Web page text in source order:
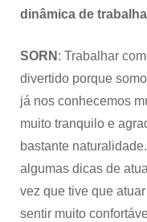
dinâmica de
SORN : Trabalhar
divertido porque
já nos conhecemos
muito tranquilo e
bastante
algumas dicas de
vez que tive que
sentir muito